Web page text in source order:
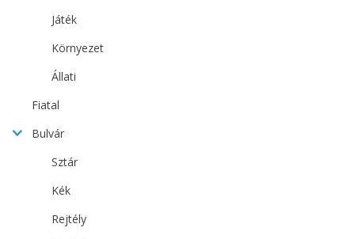
Játék
Környezet
Állati
Fiatal
Bulvár
Sztár
Kék
Rejtély